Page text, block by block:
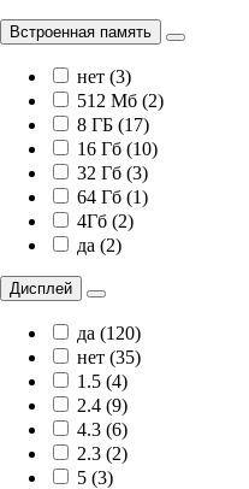
Встроенная память
нет (3)
512 Мб (2)
8 ГБ (17)
16 Гб (10)
32 Гб (3)
64 Гб (1)
4Гб (2)
да (2)
Дисплей
да (120)
нет (35)
1.5 (4)
2.4 (9)
4.3 (6)
2.3 (2)
5 (3)